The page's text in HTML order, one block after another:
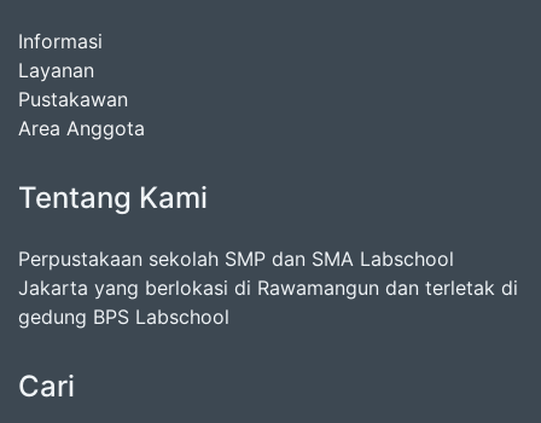
Informasi
Layanan
Pustakawan
Area Anggota
Tentang Kami
Perpustakaan sekolah SMP dan SMA Labschool
Jakarta yang berlokasi di Rawamangun dan terletak di
gedung BPS Labschool
Cari